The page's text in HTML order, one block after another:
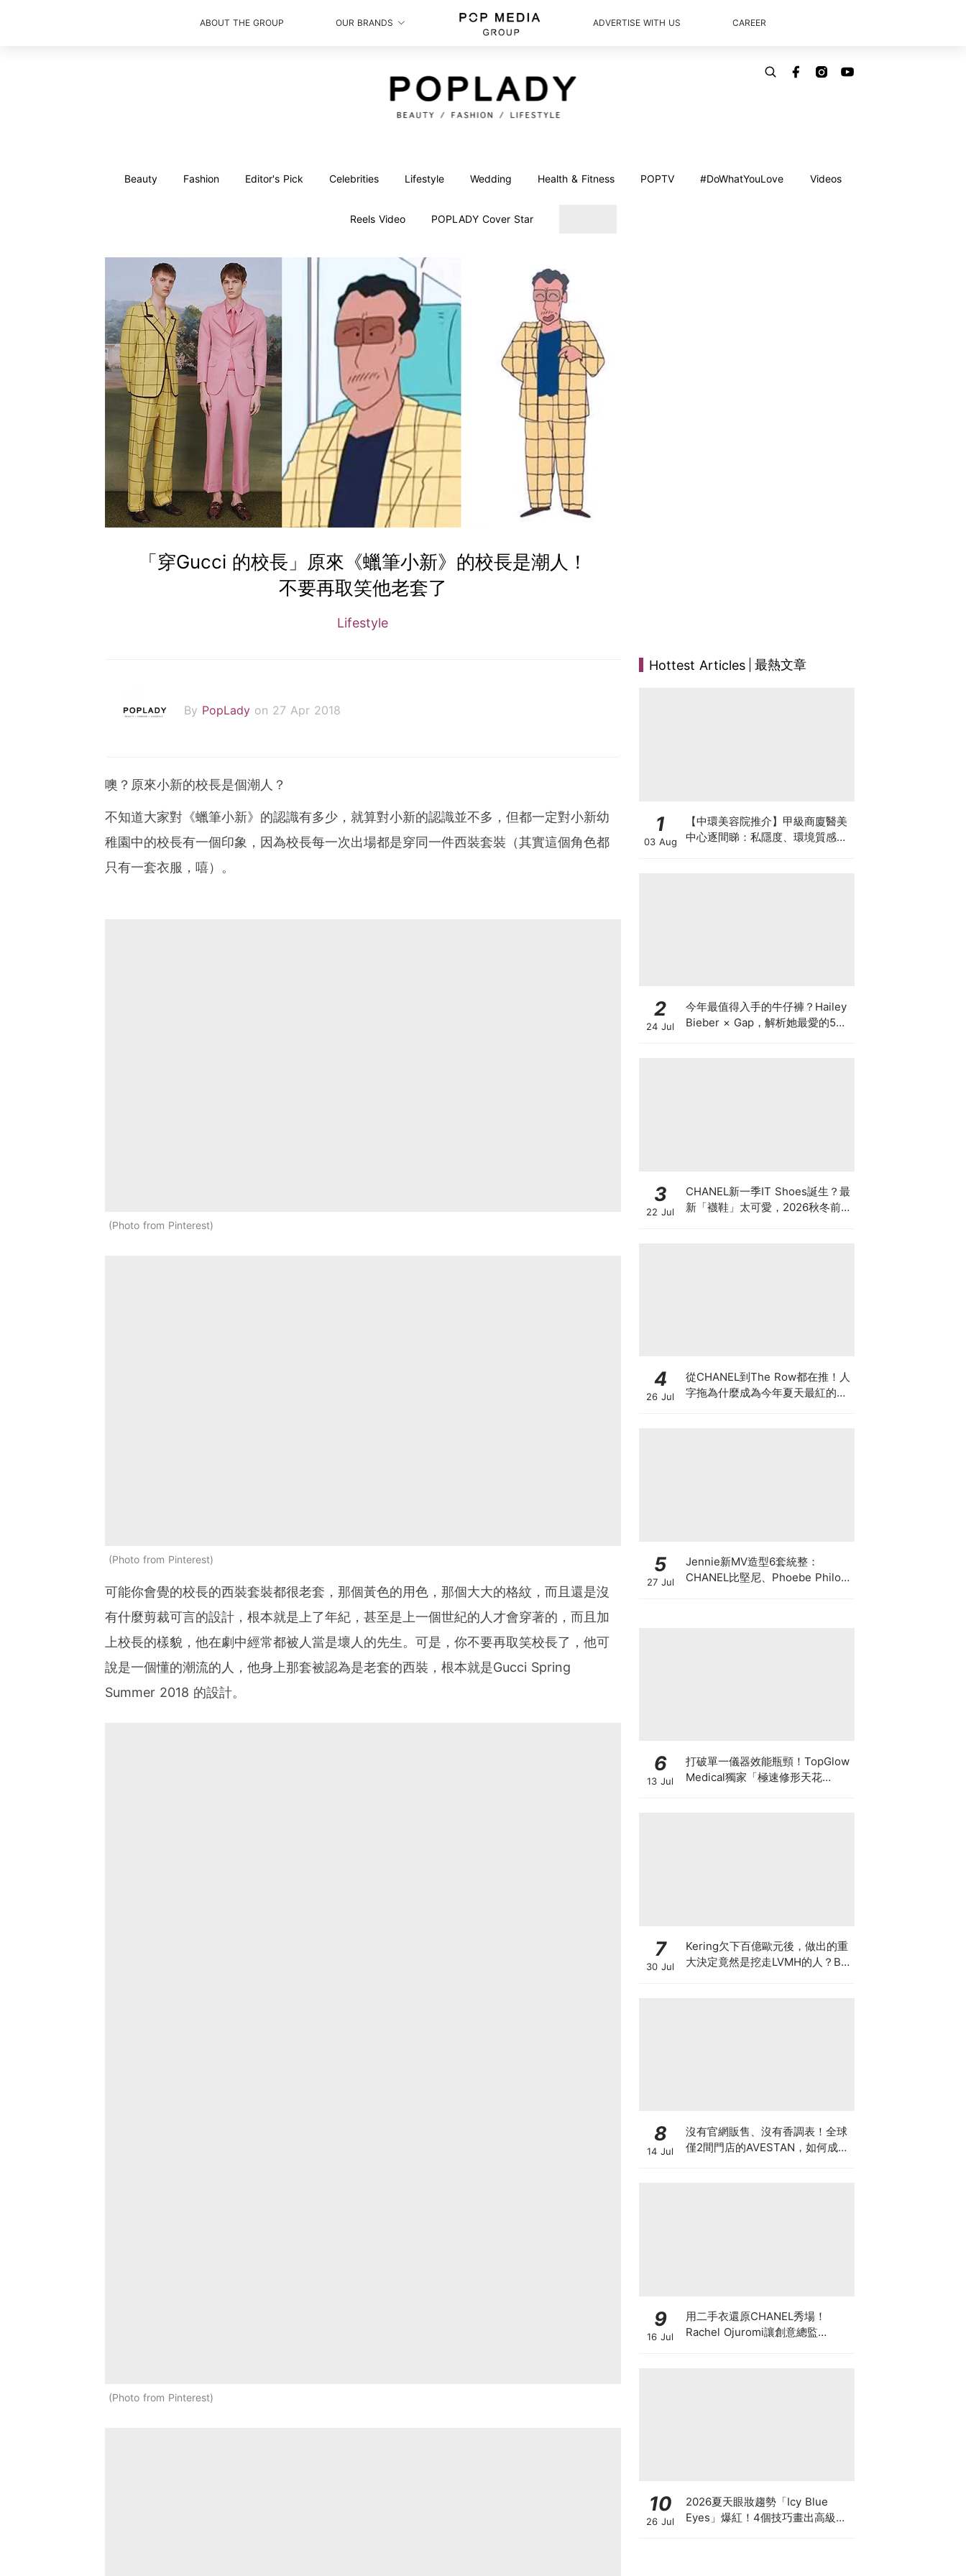
ABOUT THE GROUP OUR BRANDS ADVERTISE WITH US CAREER
Beauty Fashion Editor's Pick Celebrities Lifestyle Wedding Health & Fitness POPTV #DoWhatYouLove Videos
Reels Video POPLADY Cover Star
「穿Gucci 的校長」原來《蠟筆小新》的校長是潮人！
不要再取笑他老套了
Lifestyle
By PopLady on 27 Apr 2018
噢？原來小新的校長是個潮人？
不知道大家對《蠟筆小新》的認識有多少，就算對小新的認識並不多，但都一定對小新幼
稚園中的校長有一個印象，因為校長每一次出場都是穿同一件西裝套裝（其實這個角色都
只有一套衣服，嘻）。
Photo from Pinterest
Photo from Pinterest
可能你會覺的校長的西裝套裝都很老套，那個黃色的用色，那個大大的格紋，而且還是沒
有什麼剪裁可言的設計，根本就是上了年紀，甚至是上一個世紀的人才會穿著的，而且加
上校長的樣貌，他在劇中經常都被人當是壞人的先生。可是，你不要再取笑校長了，他可
說是一個懂的潮流的人，他身上那套被認為是老套的西裝，根本就是Gucci Spring
Summer 2018 的設計。
Photo from Pinterest
Hottest Articles 最熱文章
1
03 Aug
【中環美容院推介】甲級商廈醫美
中心逐間睇：私隱度、環境質感、
2
24 Jul
今年最值得入手的牛仔褲？Hailey
Bieber × Gap，解析她最愛的5種
3
22 Jul
CHANEL新一季IT Shoes誕生？最
新「襪鞋」太可愛，2026秋冬前
4
26 Jul
從CHANEL到The Row都在推！人
字拖為什麼成為今年夏天最紅的
5
27 Jul
Jennie新MV造型6套統整：
CHANEL比堅尼、Phoebe Philo
6
13 Jul
打破單一儀器效能瓶頸！TopGlow
Medical獨家「極速修形天花
7
30 Jul
Kering欠下百億歐元後，做出的重
大決定竟然是挖走LVMH的人？BV
8
14 Jul
沒有官網販售、沒有香調表！全球
僅2間門店的AVESTAN，如何成為
9
16 Jul
用二手衣還原CHANEL秀場！
Rachel Ojuromi讓創意總監
10
26 Jul
2026夏天眼妝趨勢「Icy Blue
Eyes」爆紅！4個技巧畫出高級冰